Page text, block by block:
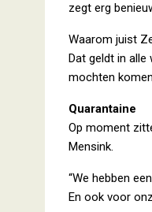
zegt erg
Waarom juist
Dat geldt in
mochten
Quarantaine
Op moment
Mensink.
“We hebben
En ook voor